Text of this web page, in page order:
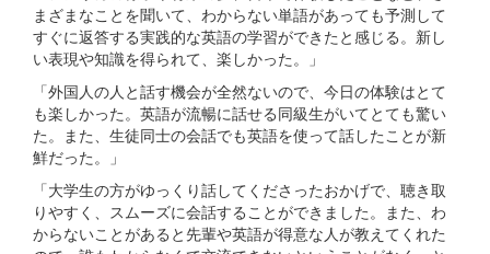
まざまなことを聞いて、わからない単語があっても予測して
すぐに返答する実践的な英語の学習ができたと感じる。新し
い表現や知識を得られて、楽しかった。」
「外国人の人と話す機会が全然ないので、今日の体験はとて
も楽しかった。英語が流暢に話せる同級生がいてとても驚い
た。また、生徒同士の会話でも英語を使って話したことが新
鮮だった。」
「大学生の方がゆっくり話してくださったおかげで、聴き取
りやすく、スムーズに会話することができました。また、わ
からないことがあると先輩や英語が得意な人が教えてくれた